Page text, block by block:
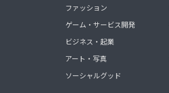
ファッション
ゲーム・サービス開発
ビジネス・起業
アート・写真
ソーシャルグッド